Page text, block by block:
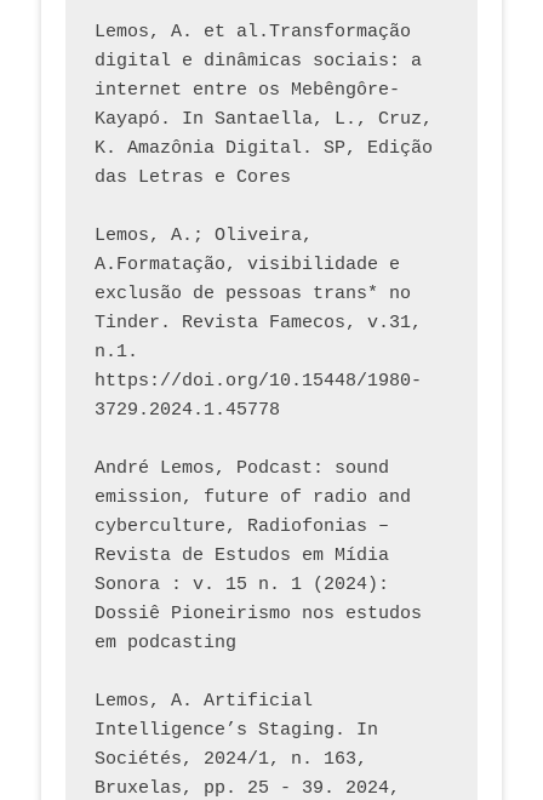
Lemos, A. et al.Transformação
digital e dinâmicas sociais: a
internet entre os Mebêngôre-
Kayapó. In Santaella, L., Cruz,
K. Amazônia Digital. SP, Edição
das Letras e Cores
Lemos, A.; Oliveira,
A.Formatação, visibilidade e
exclusão de pessoas trans* no
Tinder. Revista Famecos, v.31,
n.1.
https://doi.org/10.15448/1980-
3729.2024.1.45778
André Lemos, Podcast: sound
emission, future of radio and
cyberculture, Radiofonias –
Revista de Estudos em Mídia
Sonora : v. 15 n. 1 (2024):
Dossiê Pioneirismo nos estudos
em podcasting
Lemos, A. Artificial
Intelligence’s Staging. In
Sociétés, 2024/1, n. 163,
Bruxelas, pp. 25 - 39. 2024,